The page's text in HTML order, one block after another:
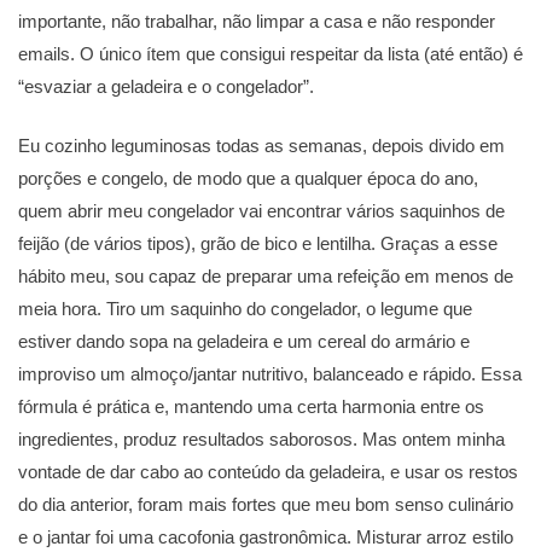
importante, não trabalhar, não limpar a casa e não responder
emails. O único ítem que consigui respeitar da lista (até então) é
“esvaziar a geladeira e o congelador”.
Eu cozinho leguminosas todas as semanas, depois divido em
porções e congelo, de modo que a qualquer época do ano,
quem abrir meu congelador vai encontrar vários saquinhos de
feijão (de vários tipos), grão de bico e lentilha. Graças a esse
hábito meu, sou capaz de preparar uma refeição em menos de
meia hora. Tiro um saquinho do congelador, o legume que
estiver dando sopa na geladeira e um cereal do armário e
improviso um almoço/jantar nutritivo, balanceado e rápido. Essa
fórmula é prática e, mantendo uma certa harmonia entre os
ingredientes, produz resultados saborosos. Mas ontem minha
vontade de dar cabo ao conteúdo da geladeira, e usar os restos
do dia anterior, foram mais fortes que meu bom senso culinário
e o jantar foi uma cacofonia gastronômica. Misturar arroz estilo